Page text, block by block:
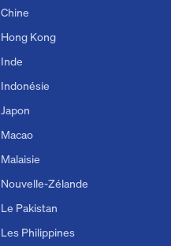
Chine
Hong Kong
Inde
Indonésie
Japon
Macao
Malaisie
Nouvelle-Zélande
Le Pakistan
Les Philippines